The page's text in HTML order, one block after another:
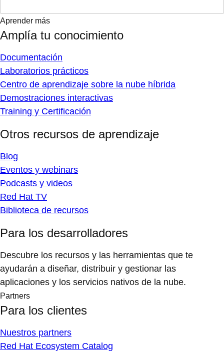
Aprender más
Amplía tu conocimiento
Documentación
Laboratorios prácticos
Centro de aprendizaje sobre la nube híbrida
Demostraciones interactivas
Training y Certificación
Otros recursos de aprendizaje
Blog
Eventos y webinars
Podcasts y videos
Red Hat TV
Biblioteca de recursos
Para los desarrolladores
Descubre los recursos y las herramientas que te
ayudarán a diseñar, distribuir y gestionar las
aplicaciones y los servicios nativos de la nube.
Partners
Para los clientes
Nuestros partners
Red Hat Ecosystem Catalog